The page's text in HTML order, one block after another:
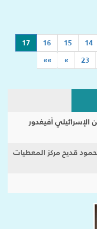
14
15
16
17
23
»
»»
الإسرائيلي أفيغدور
قديح مركز المعطيات